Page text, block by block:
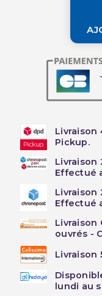
Livraison
Pickup.
Livraison
Effectué
Livraison
Effectué
Livraison
ouvrés -
Livraison
lundi au